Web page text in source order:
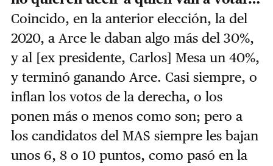
Coincido, en la anterior elección, la del
2020, a Arce le daban algo más del 30%,
y al [ex presidente, Carlos] Mesa un 40%,
y terminó ganando Arce. Casi siempre, o
inflan los votos de la derecha, o los
ponen más o menos como son; pero a
los candidatos del MAS siempre les bajan
unos 6, 8 o 10 puntos, como pasó en la